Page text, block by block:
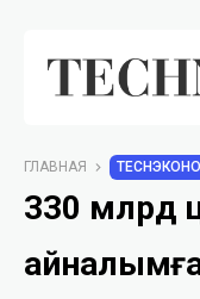
ГЛАВНАЯ
330 млрд